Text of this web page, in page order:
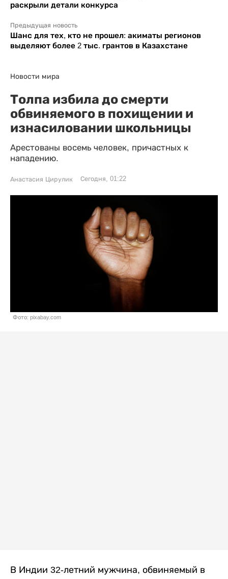
раскрыли детали конкурса
Предыдущая новость
Шанс для тех, кто не прошел: акиматы регионов
выделяют более 2 тыс. грантов в Казахстане
Новости мира
Толпа избила до смерти
обвиняемого в похищении и
изнасиловании школьницы
Арестованы восемь человек, причастных к
нападению.
Анастасия Цирулик Сегодня, 01:22
Фото: pixabay.com
В Индии 32-летний мужчина, обвиняемый в